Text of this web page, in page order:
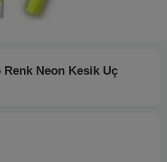
Neon Kesik Uç